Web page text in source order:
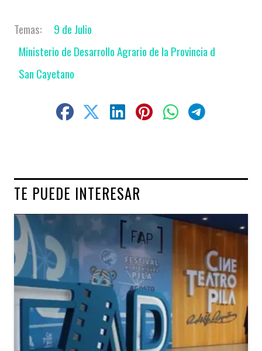
9 de Julio
Ministerio de Desarrollo Agrario de la Provincia d
San Cayetano
TE PUEDE INTERESAR